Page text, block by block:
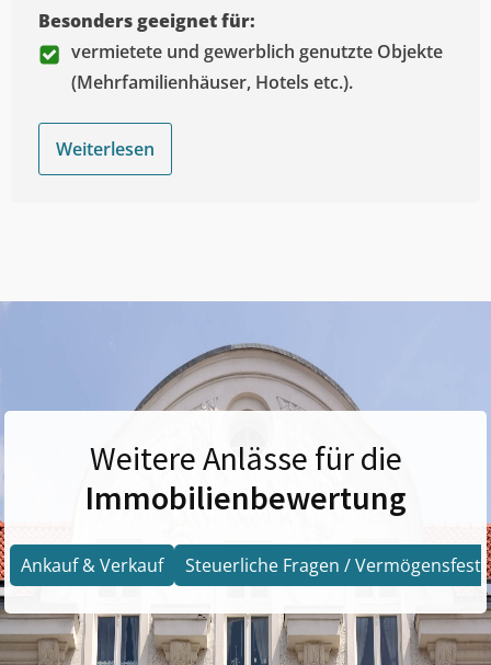
Besonders geeignet für:
vermietete und gewerblich genutzte Objekte
(Mehrfamilienhäuser, Hotels etc.).
Weiterlesen
Weitere Anlässe für die
Immobilienbewertung
Ankauf & Verkauf Steuerliche Fragen /